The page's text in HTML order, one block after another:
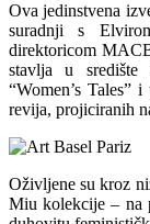
Ova jedinstvena
suradnji s
direktoricom
stavlja u
“Women’s
revija, projiciranih
Oživljene su kroz
Miu kolekcije – na